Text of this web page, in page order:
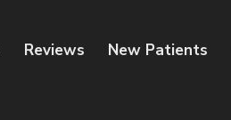
Reviews New Patients